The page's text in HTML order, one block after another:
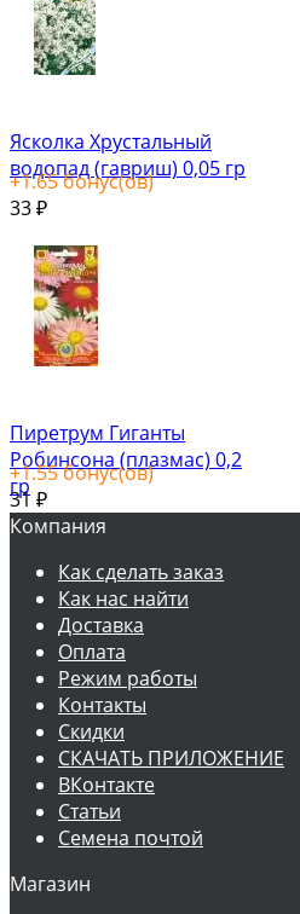
Ясколка Хрустальный
водопад (гавриш) 0,05 гр
+1.65бонус(ов)
33 ₽
Пиретрум Гиганты
Робинсона (плазмас) 0,2
гр
+1.55бонус(ов)
31 ₽
Компания
Как сделать заказ
Как нас найти
Доставка
Оплата
Режим работы
Контакты
Скидки
СКАЧАТЬ ПРИЛОЖЕНИЕ
ВКонтакте
Статьи
Семена почтой
Магазин